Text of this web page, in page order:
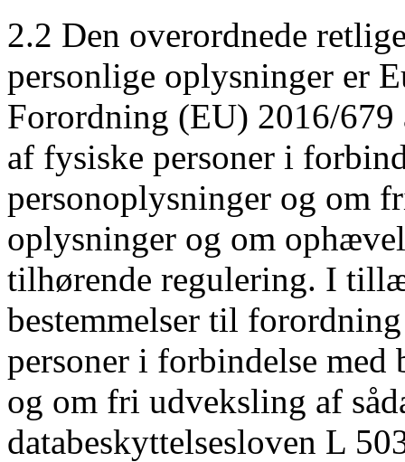
2.2 Den overordnede
personlige oplysninger er
Forordning (EU) 2016/
af fysiske personer i
personoplysninger og om
oplysninger og om
tilhørende regulering. I
bestemmelser til
personer i forbindelse
og om fri udveksling af
databeskyttelsesloven L